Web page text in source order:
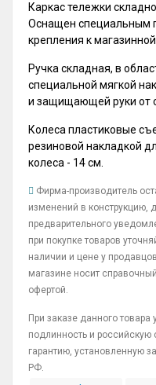
Каркас тележки
Оснащен специальным
крепления к
Ручка складная, в
специальной мягкой
и защищающей руки от
Колеса пластиковые
резиновой накладкой
колеса - 14 см.
Фирма-производитель
изменений в конструкцию,
предварительного
при покупке товаров
наличии и цене у
магазине носит
офертой.
При заказе данного товара
подлинность и
гарантию, установленную
РФ.